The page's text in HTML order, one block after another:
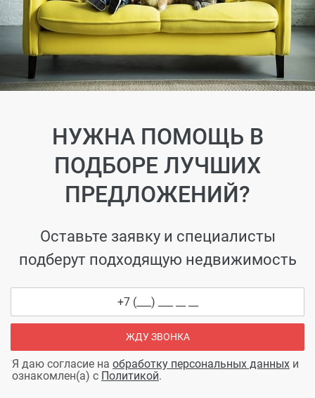
НУЖНА ПОМОЩЬ В
ПОДБОРЕ ЛУЧШИХ
ПРЕДЛОЖЕНИЙ?
Оставьте заявку и специалисты
подберут подходящую недвижимость
ЖДУ ЗВОНКА
Я даю согласие на обработку персональных данных и
ознакомлен(а) с Политикой.